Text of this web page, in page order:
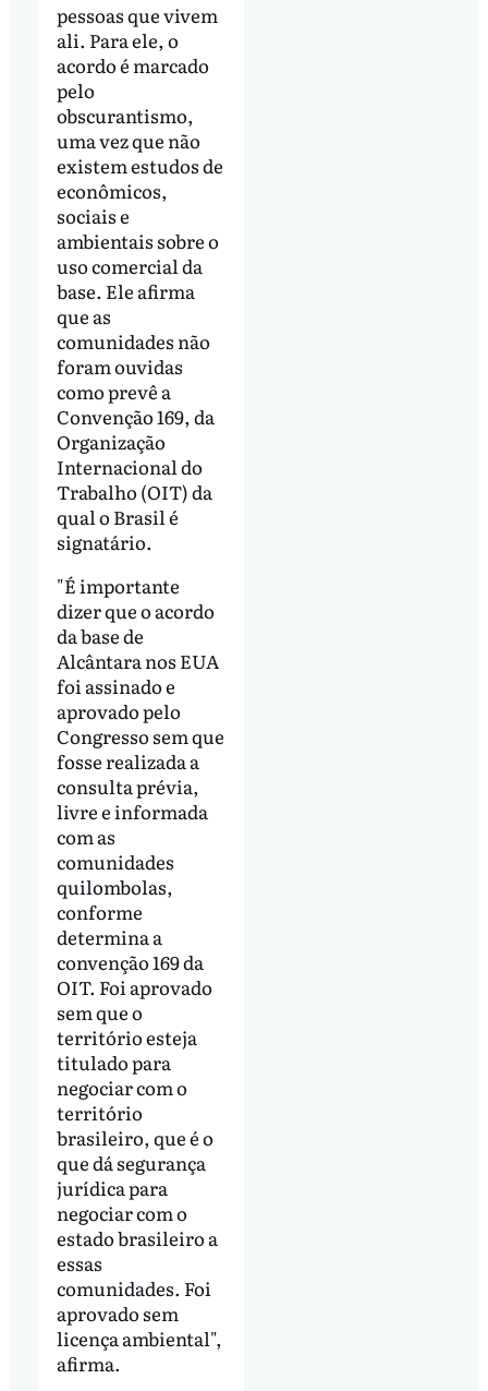
pessoas que vivem
ali. Para ele, o
acordo é marcado
pelo
obscurantismo,
uma vez que não
existem estudos de
econômicos,
sociais e
ambientais sobre o
uso comercial da
base. Ele afirma
que as
comunidades não
foram ouvidas
como prevê a
Convenção 169, da
Organização
Internacional do
Trabalho (OIT) da
qual o Brasil é
signatário.
"É importante
dizer que o acordo
da base de
Alcântara nos EUA
foi assinado e
aprovado pelo
Congresso sem que
fosse realizada a
consulta prévia,
livre e informada
com as
comunidades
quilombolas,
conforme
determina a
convenção 169 da
OIT. Foi aprovado
sem que o
território esteja
titulado para
negociar com o
território
brasileiro, que é o
que dá segurança
jurídica para
negociar com o
estado brasileiro a
essas
comunidades. Foi
aprovado sem
licença ambiental",
afirma.